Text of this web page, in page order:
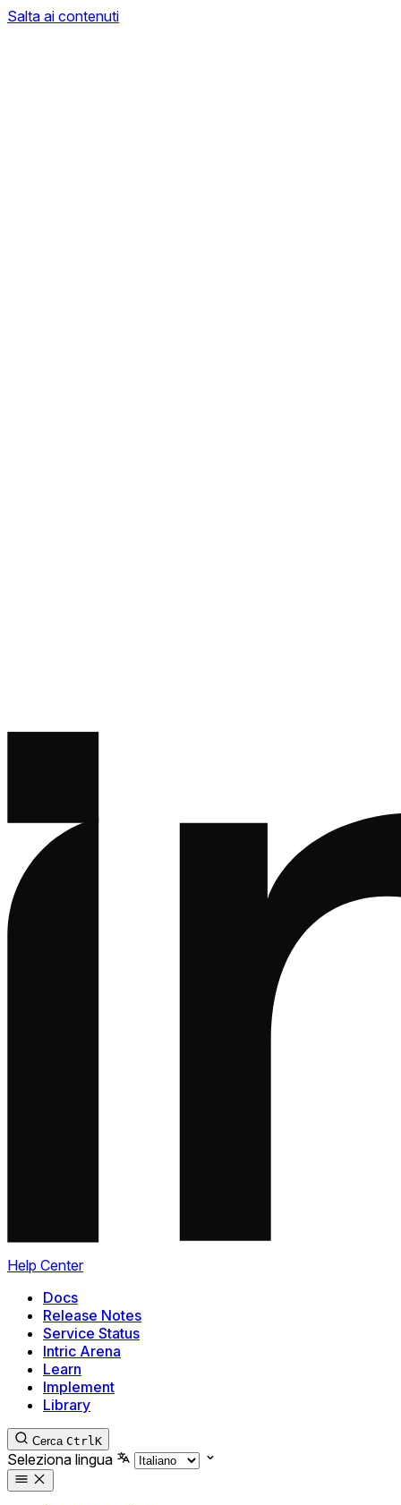
Salta ai contenuti
Help Center
Docs
Release Notes
Service Status
Intric Arena
Learn
Implement
Library
Cerca CtrlK
Seleziona lingua